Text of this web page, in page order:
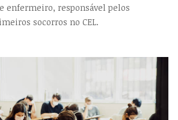
enfermeiro, responsável pelos
socorros no CEL.